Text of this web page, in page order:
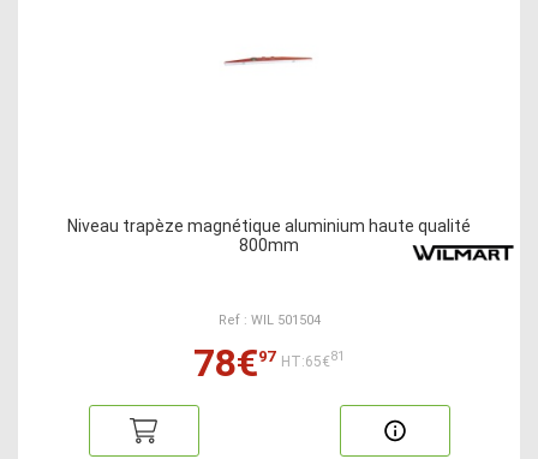
Niveau trapèze magnétique aluminium haute qualité
800mm
Ref : WIL 501504
78€97 HT:65€81